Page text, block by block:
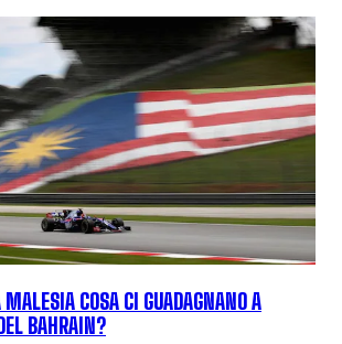
COSA CI GUADAGNANO A
BAHRAIN?